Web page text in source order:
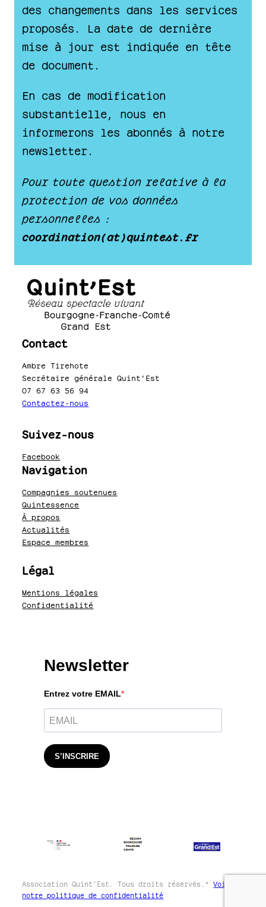
des changements dans les services
proposés. La date de dernière
mise à jour est indiquée en tête
de document.
En cas de modification
substantielle, nous en
informerons les abonnés à notre
newsletter.
Pour toute question relative à la
protection de vos données
personnelles :
coordination(at)quintest.fr
Contact
Ambre Tirehote
Secrétaire générale Quint’Est
07 67 63 56 94
Contactez-nous
Suivez-nous
Facebook
Navigation
Compagnies soutenues
Quintessence
À propos
Actualités
Espace membres
Légal
Mentions légales
Confidentialité
Newsletter
Entrez votre EMAIL
S’INSCRIRE
Association Quint’Est. Tous droits réservés.*Voir
notre politique de confidentialité